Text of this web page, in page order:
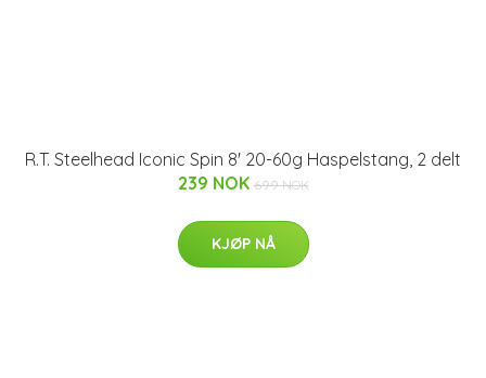
R.T. Steelhead Iconic Spin 8' 20-60g Haspelstang, 2 delt
239 NOK 699 NOK
KJØP NÅ